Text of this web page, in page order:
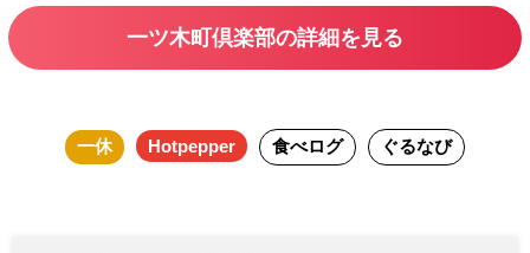
希望のお客様は、ご予約の際「ご要望・
のご注文を承ります＞ パティシエ特製
一ツ木町倶楽部の詳細を見る
一休 Hotpepper 食べログ ぐるなび